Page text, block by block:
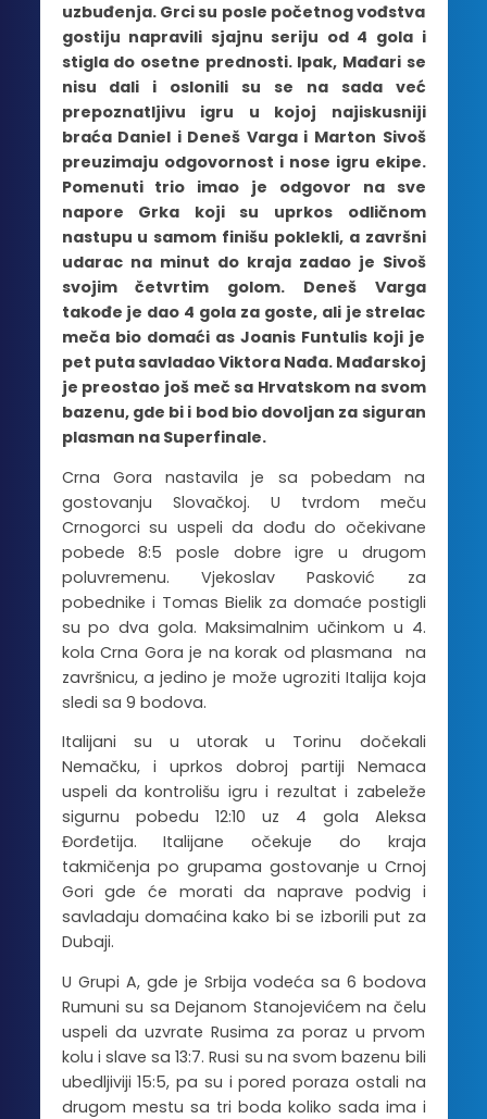
uzbuđenja. Grci su posle početnog vođstva
gostiju napravili sjajnu seriju od 4 gola i
stigla do osetne prednosti. Ipak, Mađari se
nisu dali i oslonili su se na sada već
prepoznatljivu igru u kojoj najiskusniji
braća Daniel i Deneš Varga i Marton Sivoš
preuzimaju odgovornost i nose igru ekipe.
Pomenuti trio imao je odgovor na sve
napore Grka koji su uprkos odličnom
nastupu u samom finišu poklekli, a završni
udarac na minut do kraja zadao je Sivoš
svojim četvrtim golom. Deneš Varga
takođe je dao 4 gola za goste, ali je strelac
meča bio domaći as Joanis Funtulis koji je
pet puta savladao Viktora Nađa. Mađarskoj
je preostao još meč sa Hrvatskom na svom
bazenu, gde bi i bod bio dovoljan za siguran
plasman na Superfinale.
Crna Gora nastavila je sa pobedam na
gostovanju Slovačkoj. U tvrdom meču
Crnogorci su uspeli da dođu do očekivane
pobede 8:5 posle dobre igre u drugom
poluvremenu. Vjekoslav Pasković za
pobednike i Tomas Bielik za domaće postigli
su po dva gola. Maksimalnim učinkom u 4.
kola Crna Gora je na korak od plasmana na
završnicu, a jedino je može ugroziti Italija koja
sledi sa 9 bodova.
Italijani su u utorak u Torinu dočekali
Nemačku, i uprkos dobroj partiji Nemaca
uspeli da kontrolišu igru i rezultat i zabeleže
sigurnu pobedu 12:10 uz 4 gola Aleksa
Đorđetija. Italijane očekuje do kraja
takmičenja po grupama gostovanje u Crnoj
Gori gde će morati da naprave podvig i
savladaju domaćina kako bi se izborili put za
Dubaji.
U Grupi A, gde je Srbija vodeća sa 6 bodova
Rumuni su sa Dejanom Stanojevićem na čelu
uspeli da uzvrate Rusima za poraz u prvom
kolu i slave sa 13:7. Rusi su na svom bazenu bili
ubedljiviji 15:5, pa su i pored poraza ostali na
drugom mestu sa tri boda koliko sada ima i